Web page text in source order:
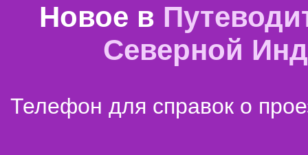
Новое в
Северной
Телефон для справок о